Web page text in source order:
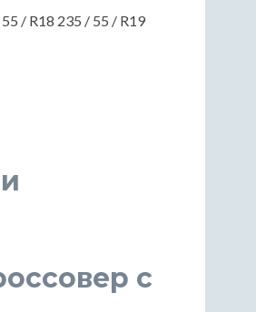
/ R18 235 / 55 / R19
с